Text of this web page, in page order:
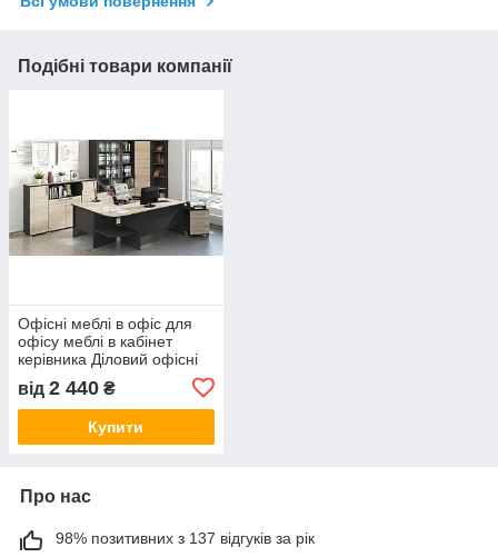
Подібні товари компанії
Офісні меблі в офіс для
офісу меблі в кабінет
керівника Діловий офісні
від 2 440 ₴
Купити
Про нас
98% позитивних з 137 відгуків за рік